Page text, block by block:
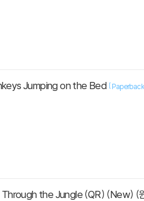
Jumping on the Bed [
Through the Jungle (QR) (New) (